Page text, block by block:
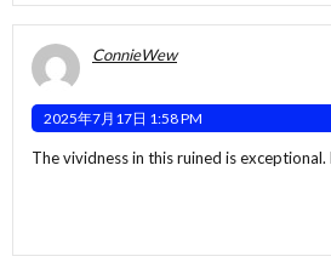
ConnieWew
2025年7月17日 1:58 PM
The vividness in this ruined is exceptional.